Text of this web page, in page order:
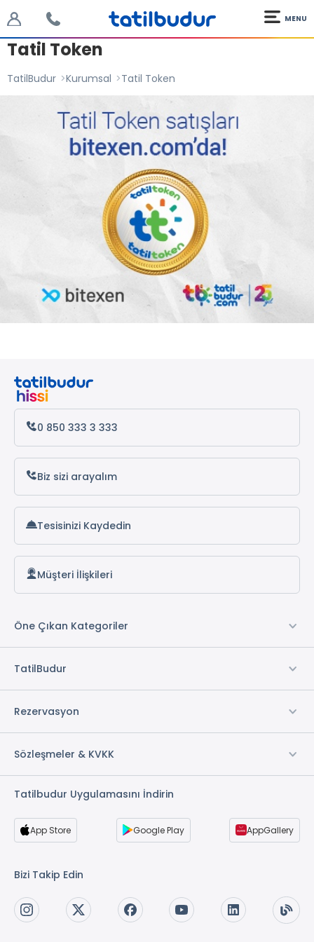
MENU
Tatil Token
TatilBudur Kurumsal Tatil Token
0 850 333 3 333
Biz sizi arayalım
Tesisinizi Kaydedin
Müşteri İlişkileri
Öne Çıkan Kategoriler
TatilBudur
Rezervasyon
Sözleşmeler & KVKK
Tatilbudur Uygulamasını İndirin
App Store Google Play AppGallery
Bizi Takip Edin